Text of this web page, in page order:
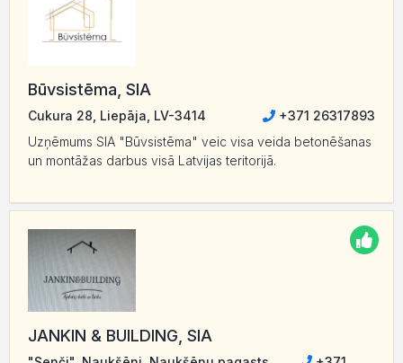
Būvsistēma, SIA
Cukura 28, Liepāja, LV-3414
+371 26317893
Uzņēmums SIA "Būvsistēma" veic visa veida betonēšanas
un montāžas darbus visā Latvijas teritorijā.
JANKIN & BUILDING, SIA